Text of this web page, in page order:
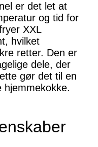
er det let at
og tid for
XXL
hvilket
retter. Den er
dele, der
gør det til en
hjemmekokke.